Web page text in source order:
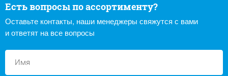
Есть вопросы по ассортименту?
Оставьте контакты, наши менеджеры свяжутся с вами
и ответят на все вопросы